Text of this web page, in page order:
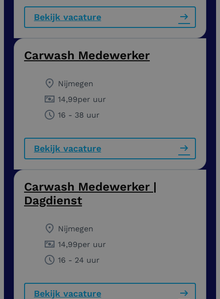
Bekijk vacature
Carwash Medewerker
Nijmegen
14,99per uur
16 - 38 uur
Bekijk vacature
Carwash Medewerker |
Dagdienst
Nijmegen
14,99per uur
16 - 24 uur
Bekijk vacature